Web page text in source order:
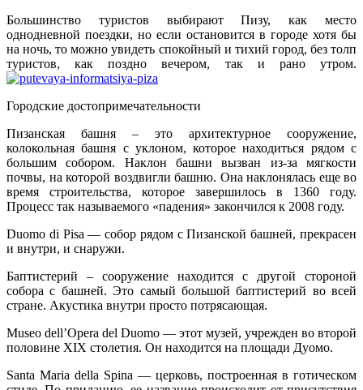
Большинство туристов выбирают Пизу, как место
однодневной поездки, но если остановится в городе хотя бы
на ночь, то можно увидеть спокойный и тихий город, без толп
туристов, как поздно вечером, так и рано утром.
Городские достопримечательности
Пизанская башня – это архитектурное сооружение,
колокольная башня с уклоном, которое находиться рядом с
большим собором. Наклон башни вызван из-за мягкости
почвы, на которой воздвигли башню. Она наклонялась еще во
время строительства, которое завершилось в 1360 году.
Процесс так называемого «падения» закончился к 2008 году.
Duomo di Pisa — собор рядом с Пизанской башней, прекрасен
и внутри, и снаружи.
Баптистерий – сооружение находится с другой стороной
собора с башней. Это самый большой баптистерий во всей
стране. Акустика внутри просто потрясающая.
Museo dell’Opera del Duomo — этот музей, учрежден во второй
половине XIX столетия. Он находится на площади Дуомо.
Santa Maria della Spina — церковь, построенная в готическом